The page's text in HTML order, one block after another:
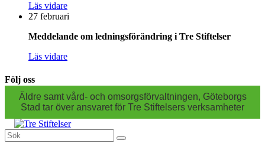
Läs vidare
27 februari
Meddelande om ledningsförändring i Tre Stiftelser
Läs vidare
Följ oss
Äldre samt vård- och omsorgsförvaltningen, Göteborgs
Stad tar över ansvaret för Tre Stiftelsers verksamheter
Sök
efter: